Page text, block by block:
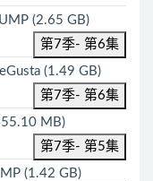
(2.65 GB)
第7季- 第6集
(1.49 GB)
第7季- 第6集
MB)
第7季- 第5集
(1.42 GB)